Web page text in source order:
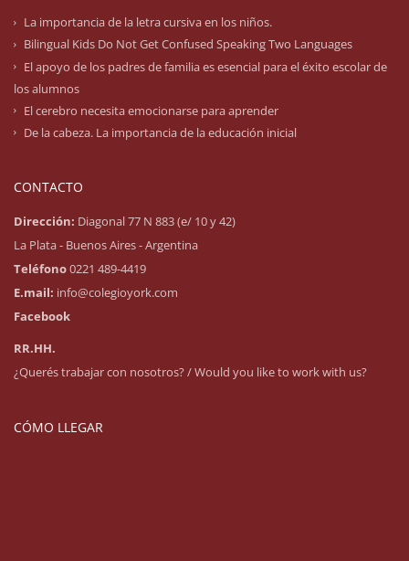
La importancia de la letra cursiva en los niños.
Bilingual Kids Do Not Get Confused Speaking Two Languages
El apoyo de los padres de familia es esencial para el éxito escolar de
los alumnos
El cerebro necesita emocionarse para aprender
De la cabeza. La importancia de la educación inicial
CONTACTO
Dirección: Diagonal 77 N 883 (e/ 10 y 42)
La Plata - Buenos Aires - Argentina
Teléfono0221 489-4419
E.mail: info@colegioyork.com
Facebook
RR.HH.
¿Querés trabajar con nosotros? / Would you like to work with us?
CÓMO LLEGAR